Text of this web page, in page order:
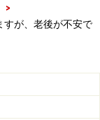
>
すが、老後が不安で